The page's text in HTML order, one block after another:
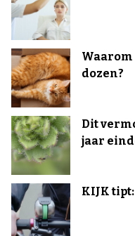
Waarom
dozen?
Dit
jaar
KIJK